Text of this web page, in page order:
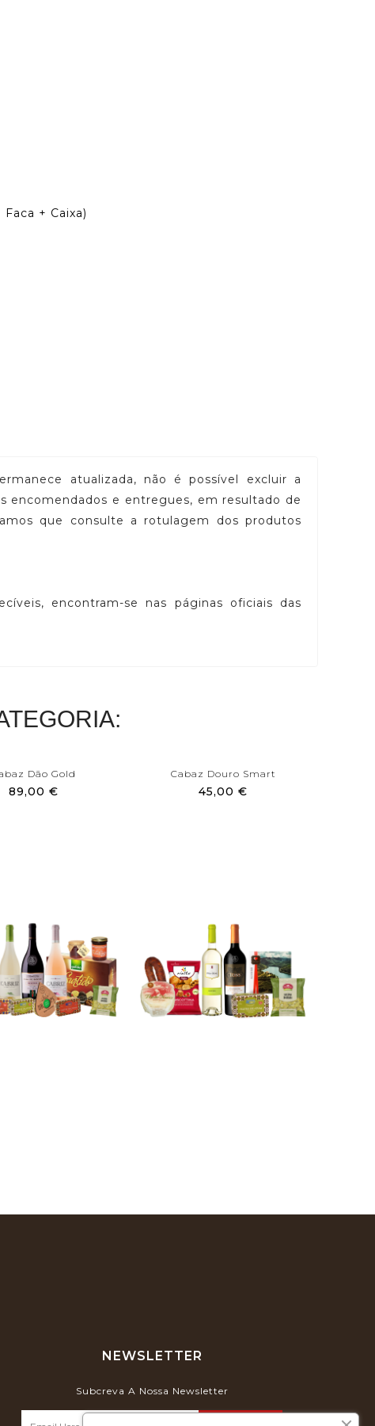
+ Caixa)
atualizada, não é possível excluir a
encomendados e entregues, em resultado de
que consulte a rotulagem dos produtos
encontram-se nas páginas oficiais das
Dão Gold
89,00 €
Cabaz Douro Smart
45,00 €
NEWSLETTER
Subcreva A Nossa Newsletter